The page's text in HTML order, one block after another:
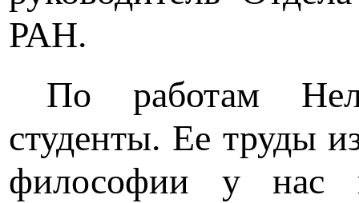
РАН.
По работам
студенты. Ее труды
философии у нас